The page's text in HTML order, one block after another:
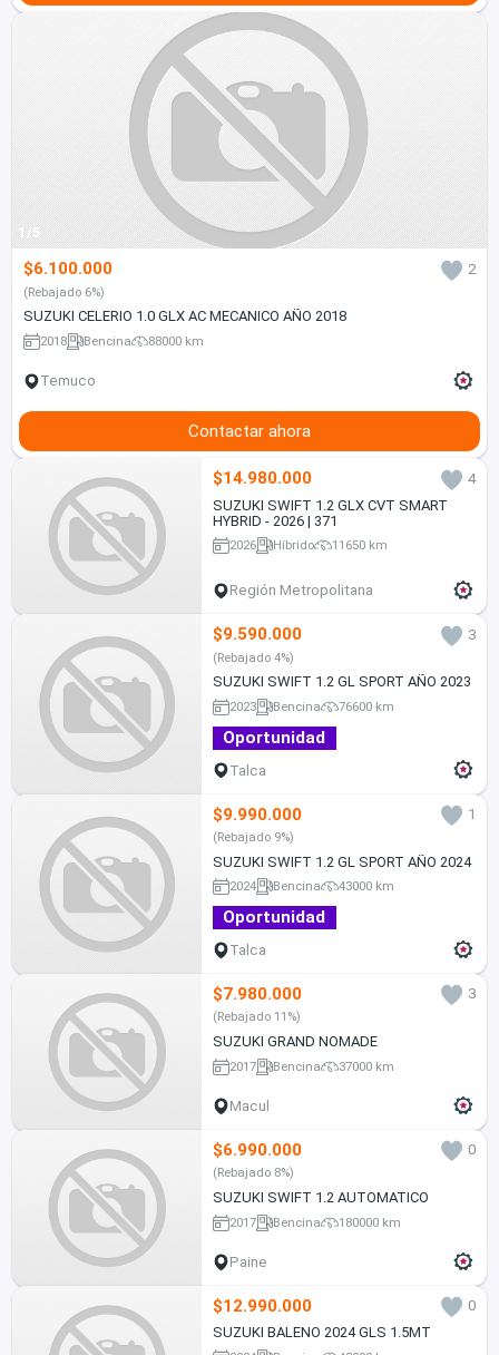
1/5
$6.100.000 2
(Rebajado 6%)
SUZUKI CELERIO 1.0 GLX AC MECANICO AÑO 2018
2018 Bencina 88000 km
Temuco
Contactar ahora
$14.980.000
4
SUZUKI SWIFT 1.2 GLX CVT SMART
HYBRID - 2026 | 371
2026 Híbrido 11650 km
Región Metropolitana
$9.590.000 3
(Rebajado 4%)
SUZUKI SWIFT 1.2 GL SPORT AÑO 2023
2023 Bencina 76600 km
Oportunidad
Talca
$9.990.000 1
(Rebajado 9%)
SUZUKI SWIFT 1.2 GL SPORT AÑO 2024
2024 Bencina 43000 km
Oportunidad
Talca
$7.980.000 3
(Rebajado 11%)
SUZUKI GRAND NOMADE
2017 Bencina 37000 km
Macul
$6.990.000 0
(Rebajado 8%)
SUZUKI SWIFT 1.2 AUTOMATICO
2017 Bencina 180000 km
Paine
$12.990.000
0
SUZUKI BALENO 2024 GLS 1.5MT